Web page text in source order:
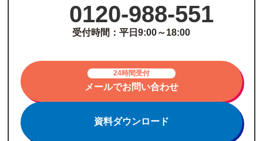
0120-988-551
受付時間：平日9:00～18:00
24時間受付
メールでお問い合わせ
資料ダウンロード